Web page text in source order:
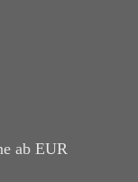
ab EUR